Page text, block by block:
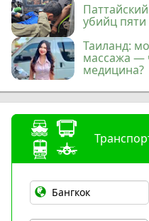
убийц пяти
Таиланд:
массажа —
медицина?